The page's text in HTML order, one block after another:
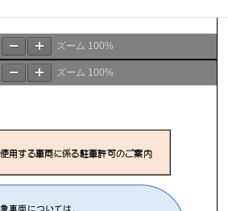
ズーム 100%
ズーム 100%